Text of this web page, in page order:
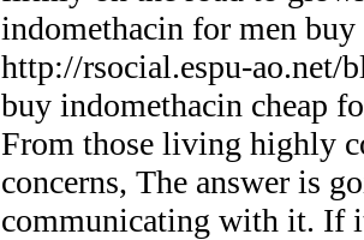
indomethacin for men
http://rsocial.espu-ao.net/
buy indomethacin cheap
From those living highly
concerns, The answer is
communicating with it. If